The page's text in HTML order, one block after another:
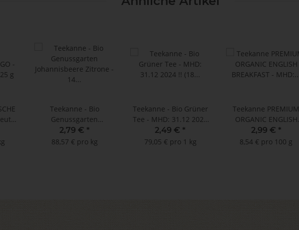
Teekanne - Bio
Genussgarten
Johannisbeere Zitrone -
14
2,79 € *
88,57 € pro kg
Teekanne - Bio Grüner
Tee - MHD: 31.12 2024
!! (18
Doppelkammerbeutel à
2,49 € *
79,05 € pro 1 kg
Teekanne PREMIUM
ORGANIC ENGLISH
BREAKFAST - MHD:
31.08.2024 !! (20
2,99 € *
8,54 € pro 100 g